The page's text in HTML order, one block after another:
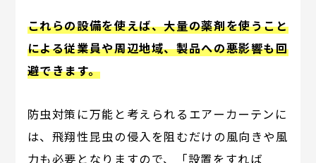
これらの設備を使えば、大量の薬剤を使うこと
による従業員や周辺地域、製品への悪影響も回
避できます。
防虫対策に万能と考えられるエアーカーテンに
は、飛翔性昆虫の侵入を阻むだけの風向きや風
力も必要となりますので、「設置をすれば